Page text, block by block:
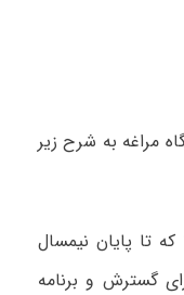
ارشد بدون ازمون استعداد درخشان ۱۴۰۲ دانشگاه مراغه به شرح زیر
۱- دانشجویان دوره کارشناسی پیوسته ورودی نیمسال‌های اول و دوم سال ۱۳۹۸ که تا پایان نیمسال
گسترش و برنامه